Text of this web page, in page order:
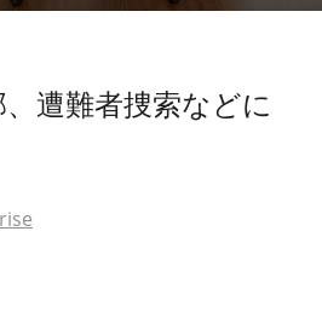
遭難者捜索などに